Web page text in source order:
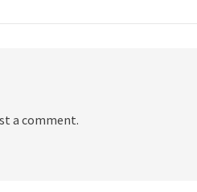
a comment.